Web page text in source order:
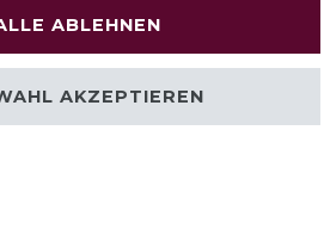
ABLEHNEN
AKZEPTIEREN